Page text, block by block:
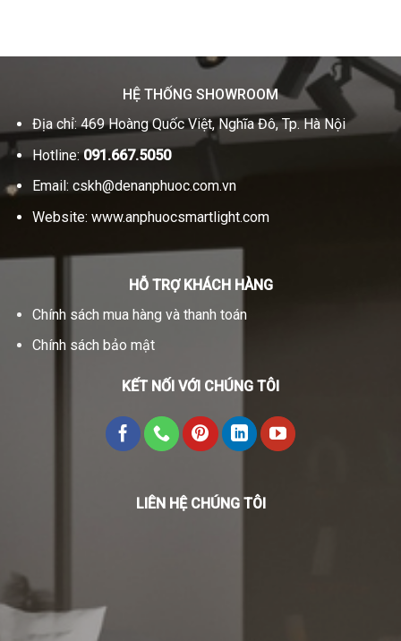
HỆ THỐNG SHOWROOM
Địa chỉ: 469 Hoàng Quốc Việt, Nghĩa Đô, Tp. Hà Nội
Hotline:091.667.5050
Email: cskh@denanphuoc.com.vn
Website: www.anphuocsmartlight.com
HỖ TRỢ KHÁCH HÀNG
Chính sách mua hàng và thanh toán
Chính sách bảo mật
KẾT NỐI VỚI CHÚNG TÔI
LIÊN HỆ CHÚNG TÔI